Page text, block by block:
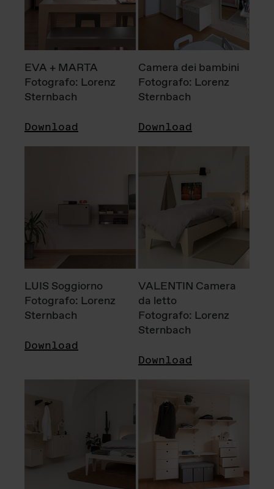
EVA + MARTA
Fotografo: Lorenz
Sternbach
Download
Camera dei bambini
Fotografo: Lorenz
Sternbach
Download
LUIS Soggiorno
Fotografo: Lorenz
Sternbach
Download
VALENTIN Camera
da letto
Fotografo: Lorenz
Sternbach
Download